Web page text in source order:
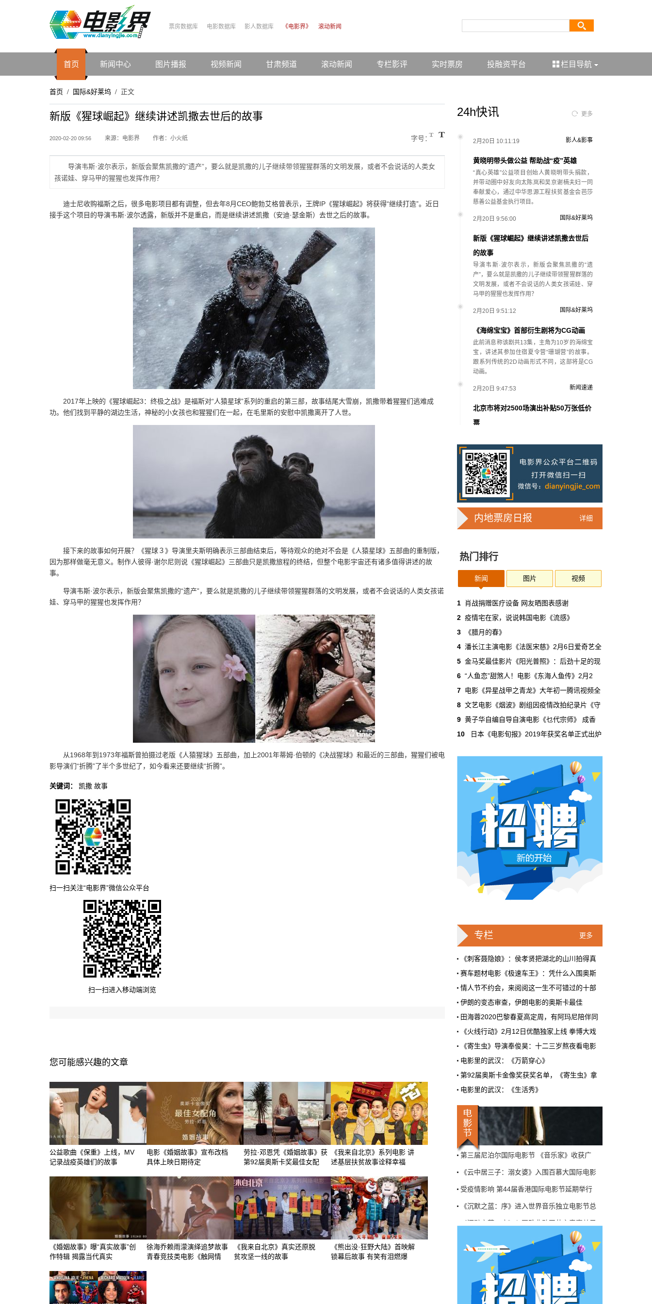
票房数据库 电影数据库 影人数据库 《电影界》 滚动新闻
首页 新闻中心 图片播报 视频新闻 甘肃频道 滚动新闻 专栏影评 实时票房 投融资平台 栏目导航
首页 / 国际&好莱坞 / 正文
新版《猩球崛起》继续讲述凯撒去世后的故事
2020-02-20 09:56 来源：电影界 作者：小火纸 字号：
导演韦斯·波尔表示，新版会聚焦凯撒的“遗产”，要么就是凯撒的儿子继续带领猩猩群落的文明发展，或者不会说话的人类女
孩诺娃、穿马甲的猩猩也发挥作用？
迪士尼收购福斯之后，很多电影项目都有调整，但去年8月CEO鲍勃艾格曾表示，王牌IP《猩球崛起》将获得“继续打造”。近日
接手这个项目的导演韦斯·波尔透露，新版并不是重启，而是继续讲述凯撒（安迪·瑟金斯）去世之后的故事。
2017年上映的《猩球崛起3：终极之战》是福斯对“人猿星球”系列的重启的第三部，故事结尾大雪崩，凯撒带着猩猩们逃难成
功。他们找到平静的湖边生活，神秘的小女孩也和猩猩们在一起，在毛里斯的安慰中凯撒离开了人世。
接下来的故事如何开展？《猩球３》导演里夫斯明确表示三部曲结束后，等待观众的绝对不会是《人猿星球》五部曲的重制版，
因为那样做毫无意义。制作人彼得·谢尔尼则说《猩球崛起》三部曲只是凯撒旅程的终结，但整个电影宇宙还有诸多值得讲述的故
事。
导演韦斯·波尔表示，新版会聚焦凯撒的“遗产”，要么就是凯撒的儿子继续带领猩猩群落的文明发展，或者不会说话的人类女孩诺
娃、穿马甲的猩猩也发挥作用？
从1968年到1973年福斯曾拍摄过老版《人猿猩球》五部曲，加上2001年蒂姆·伯顿的《决战猩球》和最近的三部曲，猩猩们被电
影导演们“折腾”了半个多世纪了，如今看来还要继续“折腾”。
关键词： 凯撒 故事
扫一扫关注“电影界”微信公众平台
扫一扫进入移动端浏览
您可能感兴趣的文章
公益歌曲《保重》上线，MV
记录战疫英雄们的故事
电影《婚姻故事》宣布改档
具体上映日期待定
劳拉·邓恩凭《婚姻故事》获
第92届奥斯卡奖最佳女配
《我来自北京》系列电影 讲
述基层扶贫故事诠释幸福
《婚姻故事》曝“真实故事”创
作特辑 揭露当代真实
徐海乔赖雨濛演绎追梦故事
青春竞技类电影《触网情
《我来自北京》真实还原脱
贫攻坚一线的故事
《熊出没·狂野大陆》首映解
锁幕后故事 有笑有泪燃爆
24h快讯 更多
2月20日 10:11:19
黄晓明带头做公益 帮助战“疫”英雄
“真心英雄”公益项目创始人黄晓明带头捐款，
并带动圈中好友向太陈岚和吴京谢楠夫妇一同
奉献爱心，通过中华思源工程扶贫基金会芭莎
慈善公益基金执行项目。
影人&影事
2月20日 9:56:00
新版《猩球崛起》继续讲述凯撒去世后
的故事
导演韦斯·波尔表示，新版会聚焦凯撒的“遗
产”，要么就是凯撒的儿子继续带领猩猩群落的
文明发展，或者不会说话的人类女孩诺娃、穿
马甲的猩猩也发挥作用？
国际&好莱坞
2月20日 9:51:12
《海绵宝宝》首部衍生剧将为CG动画
此前消息称该剧共13集，主角为10岁的海绵宝
宝，讲述其参加住宿夏令营“珊瑚营”的故事。
跟系列传统的2D动画形式不同，这部将是CG
动画。
国际&好莱坞
2月20日 9:47:53
北京市将对2500场演出补贴50万张低价
票
大惠民低价票政策补贴范围，做到应补尽补。
用好低价票补贴资金，可补贴2500场50万张低
价票，实现演艺市场恢复和文化惠民双统一。
新闻速递
2月20日 9:40:38
本·阿弗莱克放弃饰演蝙蝠侠：怕喝酒喝
死自己
己。’”
影人&影事
2月20日 9:21:11
5月22日
影片中，佐藤大树饰演不卖座的高中生小说家
千谷一也，桥本环奈饰演小说卖座的小说家小
导。
国际&好莱坞
2月20日 9:15:30
伟也凭借该影片获得了那一年的戛纳影帝。艺
术指导张叔平、摄影师杜可风和李屏宾获颁评
新闻速递
2月19日 17:36:00
中国电影制片人协会理事长明振江: 电影
人不能缺位这场战“疫”
新冠肺炎正处在防控的关键阶段，电影人以各
种形式声援、支持抗击疫情。每当国家遭遇灾
情，电影人都会挺身而出。
影人&影事
2月19日 17:33:17
2019年中国农村电影市场盘点
自开展农村电影放映工程（2006-2019年）以
来，全国农村数字院线由27条增至333条
（注：其中2019年活跃院线265条），数字播
产业&企业
电影《1/2的魔法》举行首映式 “星爵”
躺倒玩自拍
当地时间2020年2月18日，美国好莱坞，“星
爵”克里斯·帕拉特（Chris Pratt）现身街头。躺
在星光大道印有自己名字的地方玩自拍，表情
逗趣孩子气十足。
国际&好莱坞
2月19日 16:49:01
电影《最后的决斗》根据同名小说改编，演员
马特·达蒙和本·阿弗莱克继《心灵捕手》大获
成功后，再次联手，参与了这部电影编剧工
作。
国际&好莱坞
2月19日 16:34:42
90后的奥斯卡奖如何制造一场“历史性胜
利”
电影是艺术，但电影颁奖礼不止于艺术。没有
一位大师是真正孤零零到来的，陪伴其进入公
众视野的，或是天赋，或是天时，年逾九旬的
奥斯卡奖深谙其道。
2月19日 16:23:14
创始人涉嫌为纳粹服务 柏林电影节停颁
电影节方面表示，日前有报道称，鲍尔曾在纳
粹德国时期电影部门任职，因此决定停颁“阿尔
弗雷德·鲍尔银熊奖”。电影节方面已授权德国
当代史研究所展开调查。
电影节&活动
2月19日 16:15:12 新闻速递
详细
内地票房日报
热门排行
新闻 图片 视频
1
肖战捐赠医疗设备 网友晒图表感谢
2 疫情宅在家，说说韩国电影《流感》
3
《腊月的春》
4 潘长江主演电影《法医宋慈》2月6日爱奇艺全
5 金马奖最佳影片《阳光普照》：后劲十足的现
6 “人鱼恋”甜煞人！电影《东海人鱼传》2月2
7 电影《异星战甲之青龙》大年初一腾讯视频全
8 文艺电影《烟波》剧组因疫情改拍纪录片《守
9 黄子华自编自导自演电影《乜代宗师》 成香
10
日本《电影旬报》2019年获奖名单正式出炉
更多
专栏
《刺客聂隐娘》：侯孝贤把湖北的山川拍得真
赛车题材电影《极速车王》：凭什么入围奥斯
情人节不约会，来阅阅这一生不可错过的十部
伊朗的变态审查，伊朗电影的奥斯卡最佳
田海蓉2020巴黎春夏高定周，有阿玛尼陪伴同
《火线行动》2月12日优酷独家上线 拳博大戏
《寄生虫》导演奉俊昊：十二三岁熬夜看电影
电影里的武汉：《万箭穿心》
第92届奥斯卡金像奖获奖名单，《寄生虫》拿
电影里的武汉：《生活秀》
创始人涉嫌为纳粹服务 柏林电影节停颁相关
《摇滚总统》被定为2020年翠贝卡电影节开幕
第三届尼泊尔国际电影节 《音乐家》收获广
《云中居三子：溺女婆》入围百慕大国际电影
受疫情影响 第44届香港国际电影节延期举行
《沉默之蓝：序》进入世界音乐独立电影节总
《沉默之蓝：序》入围雅典动画节主竞赛单元
创始人涉嫌为纳粹服务 柏林电影节停颁相关
《摇滚总统》被定为2020年翠贝卡电影节开幕
第三届尼泊尔国际电影节 《音乐家》收获广
《云中居三子：溺女婆》入围百慕大国际电影